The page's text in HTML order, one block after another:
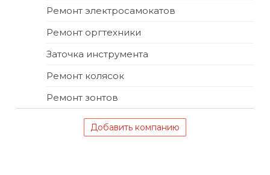
Ремонт электросамокатов
Ремонт оргтехники
Заточка инструмента
Ремонт колясок
Ремонт зонтов
Добавить компанию